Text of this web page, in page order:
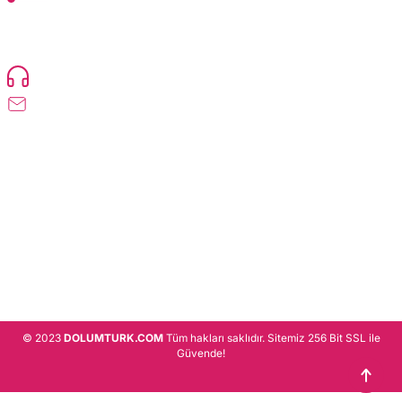
© 2023 DOLUMTURK.COMTüm hakları saklıdır. Sitemiz 256 Bit SSL ile
Güvende!